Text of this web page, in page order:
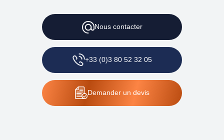
Nouscontacter
+33 (0)3 80 52 32 05
Demanderun devis